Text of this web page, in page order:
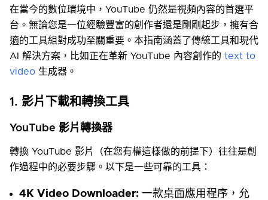
在當今的數位環境中，YouTube 仍然是視頻內容的首選平
台。無論您是一位經驗豐富的創作者還是剛剛起步，擁有合
適的工具組對成功至關重要。本指南涵蓋了傳統工具和現代
AI 解決方案，比如正在革新 YouTube 內容創作的 text to
video 生成器。
1. 影片下載和轉換工具
YouTube 影片轉換器
轉換 YouTube 影片（在您有權這樣做的前提下）往往是創
作過程中的必要步驟。以下是一些可靠的工具：
4K Video Downloader: 一款桌面應用程序，允